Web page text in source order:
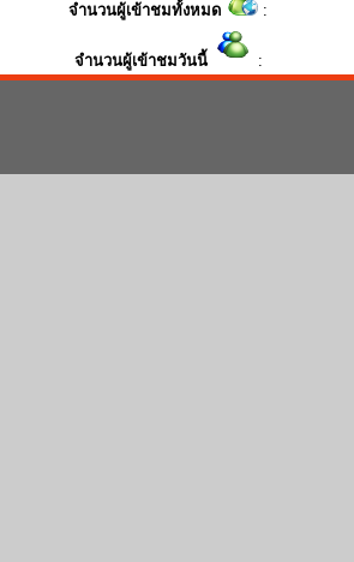
จำนวนผู้เข้าชมทั้งหมด :
จำนวนผู้เข้าชมวันนี้ :